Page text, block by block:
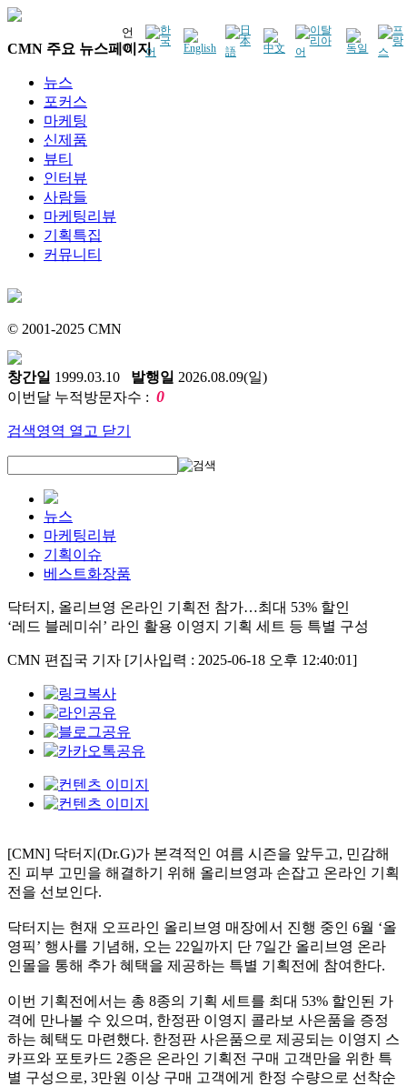
언
어
CMN 주요 뉴스페이지
뉴스
포커스
마케팅
신제품
뷰티
인터뷰
사람들
마케팅리뷰
기획특집
커뮤니티
© 2001-2025 CMN
창간일 1999.03.10 발행일 2026.08.09(일)
이번달 누적방문자수 : 0
검색영역 열고 닫기
뉴스
마케팅리뷰
기획이슈
베스트화장품
닥터지, 올리브영 온라인 기획전 참가…최대 53% 할인
‘레드 블레미쉬’ 라인 활용 이영지 기획 세트 등 특별 구성
CMN 편집국 기자 [기사입력 : 2025-06-18 오후 12:40:01]
[CMN] 닥터지(Dr.G)가 본격적인 여름 시즌을 앞두고, 민감해
진 피부 고민을 해결하기 위해 올리브영과 손잡고 온라인 기획
전을 선보인다.
닥터지는 현재 오프라인 올리브영 매장에서 진행 중인 6월 ‘올
영픽’ 행사를 기념해, 오는 22일까지 단 7일간 올리브영 온라
인몰을 통해 추가 혜택을 제공하는 특별 기획전에 참여한다.
이번 기획전에서는 총 8종의 기획 세트를 최대 53% 할인된 가
격에 만나볼 수 있으며, 한정판 이영지 콜라보 사은품을 증정
하는 혜택도 마련했다. 한정판 사은품으로 제공되는 이영지 스
카프와 포토카드 2종은 온라인 기획전 구매 고객만을 위한 특
별 구성으로, 3만원 이상 구매 고객에게 한정 수량으로 선착순